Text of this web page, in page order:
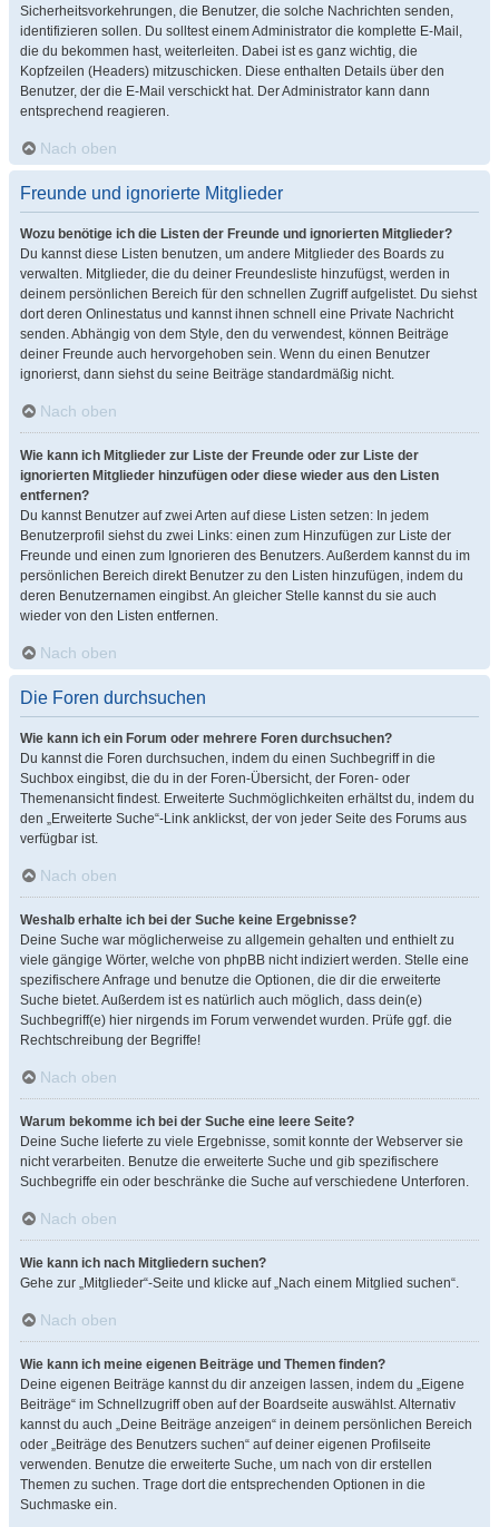
Sicherheitsvorkehrungen, die Benutzer, die solche Nachrichten senden,
identifizieren sollen. Du solltest einem Administrator die komplette E-Mail,
die du bekommen hast, weiterleiten. Dabei ist es ganz wichtig, die
Kopfzeilen (Headers) mitzuschicken. Diese enthalten Details über den
Benutzer, der die E-Mail verschickt hat. Der Administrator kann dann
entsprechend reagieren.
Nach oben
Freunde und ignorierte Mitglieder
Wozu benötige ich die Listen der Freunde und ignorierten Mitglieder?
Du kannst diese Listen benutzen, um andere Mitglieder des Boards zu
verwalten. Mitglieder, die du deiner Freundesliste hinzufügst, werden in
deinem persönlichen Bereich für den schnellen Zugriff aufgelistet. Du siehst
dort deren Onlinestatus und kannst ihnen schnell eine Private Nachricht
senden. Abhängig von dem Style, den du verwendest, können Beiträge
deiner Freunde auch hervorgehoben sein. Wenn du einen Benutzer
ignorierst, dann siehst du seine Beiträge standardmäßig nicht.
Nach oben
Wie kann ich Mitglieder zur Liste der Freunde oder zur Liste der
ignorierten Mitglieder hinzufügen oder diese wieder aus den Listen
entfernen?
Du kannst Benutzer auf zwei Arten auf diese Listen setzen: In jedem
Benutzerprofil siehst du zwei Links: einen zum Hinzufügen zur Liste der
Freunde und einen zum Ignorieren des Benutzers. Außerdem kannst du im
persönlichen Bereich direkt Benutzer zu den Listen hinzufügen, indem du
deren Benutzernamen eingibst. An gleicher Stelle kannst du sie auch
wieder von den Listen entfernen.
Nach oben
Die Foren durchsuchen
Wie kann ich ein Forum oder mehrere Foren durchsuchen?
Du kannst die Foren durchsuchen, indem du einen Suchbegriff in die
Suchbox eingibst, die du in der Foren-Übersicht, der Foren- oder
Themenansicht findest. Erweiterte Suchmöglichkeiten erhältst du, indem du
den „Erweiterte Suche“-Link anklickst, der von jeder Seite des Forums aus
verfügbar ist.
Nach oben
Weshalb erhalte ich bei der Suche keine Ergebnisse?
Deine Suche war möglicherweise zu allgemein gehalten und enthielt zu
viele gängige Wörter, welche von phpBB nicht indiziert werden. Stelle eine
spezifischere Anfrage und benutze die Optionen, die dir die erweiterte
Suche bietet. Außerdem ist es natürlich auch möglich, dass dein(e)
Suchbegriff(e) hier nirgends im Forum verwendet wurden. Prüfe ggf. die
Rechtschreibung der Begriffe!
Nach oben
Warum bekomme ich bei der Suche eine leere Seite?
Deine Suche lieferte zu viele Ergebnisse, somit konnte der Webserver sie
nicht verarbeiten. Benutze die erweiterte Suche und gib spezifischere
Suchbegriffe ein oder beschränke die Suche auf verschiedene Unterforen.
Nach oben
Wie kann ich nach Mitgliedern suchen?
Gehe zur „Mitglieder“-Seite und klicke auf „Nach einem Mitglied suchen“.
Nach oben
Wie kann ich meine eigenen Beiträge und Themen finden?
Deine eigenen Beiträge kannst du dir anzeigen lassen, indem du „Eigene
Beiträge“ im Schnellzugriff oben auf der Boardseite auswählst. Alternativ
kannst du auch „Deine Beiträge anzeigen“ in deinem persönlichen Bereich
oder „Beiträge des Benutzers suchen“ auf deiner eigenen Profilseite
verwenden. Benutze die erweiterte Suche, um nach von dir erstellen
Themen zu suchen. Trage dort die entsprechenden Optionen in die
Suchmaske ein.